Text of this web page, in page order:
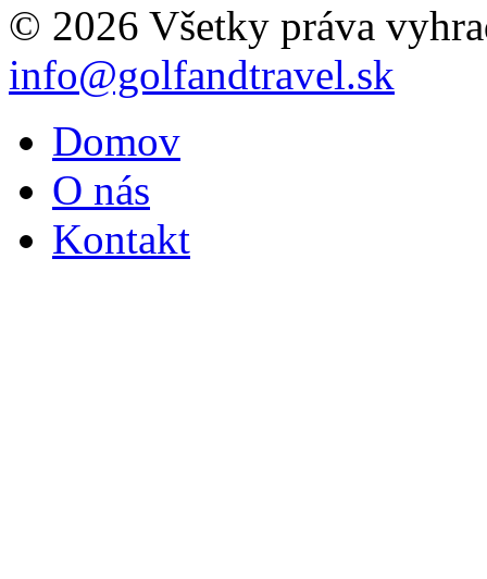
© 2026 Všetky práva
info@golfandtravel.sk
Domov
O nás
Kontakt